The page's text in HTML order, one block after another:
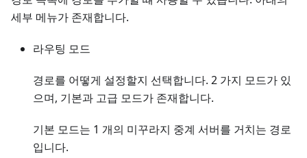
세부 메뉴가 존재합니다.
라우팅 모드
경로를 어떻게 설정할지 선택합니다. 2 가지 모드가 있
으며, 기본과 고급 모드가 존재합니다.
기본 모드는 1 개의 미꾸라지 중계 서버를 거치는 경로
입니다.